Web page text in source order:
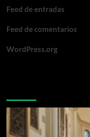
Feed de entradas
Feed de comentarios
WordPress.org